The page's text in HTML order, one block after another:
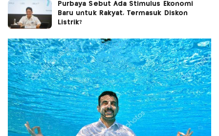
Purbaya Sebut Ada Stimulus Ekonomi
Baru untuk Rakyat, Termasuk Diskon
Listrik?